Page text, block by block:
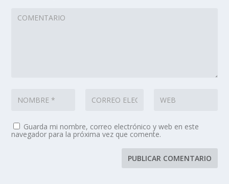
Guarda mi nombre, correo electrónico y web en este
navegador para la próxima vez que comente.